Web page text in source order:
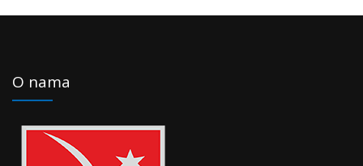
O nama